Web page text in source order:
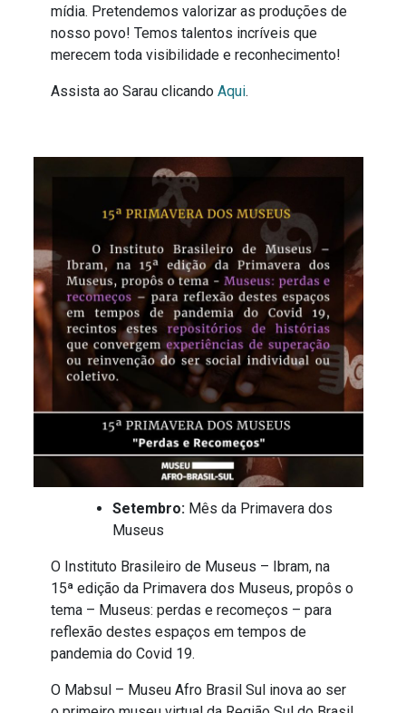
mídia. Pretendemos valorizar as produções de
nosso povo! Temos talentos incríveis que
merecem toda visibilidade e reconhecimento!
Assista ao Sarau clicando Aqui.
Setembro:Mês da Primavera dos
Museus
O Instituto Brasileiro de Museus – Ibram, na
15ª edição da Primavera dos Museus, propôs o
tema – Museus: perdas e recomeços – para
reflexão destes espaços em tempos de
pandemia do Covid 19.
O Mabsul – Museu Afro Brasil Sul inova ao ser